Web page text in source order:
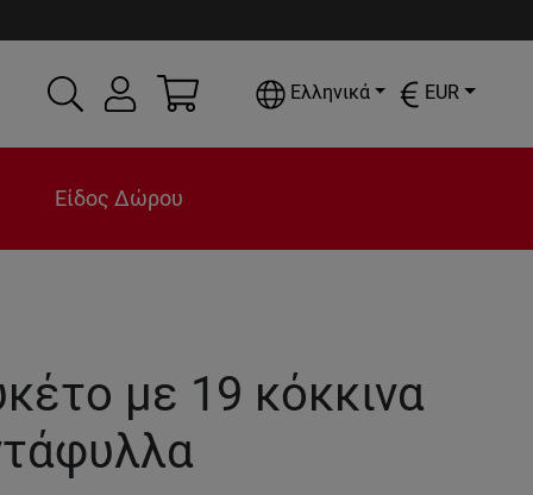
Ελληνικά EUR
Είδος Δώρου
με 19 κόκκινα